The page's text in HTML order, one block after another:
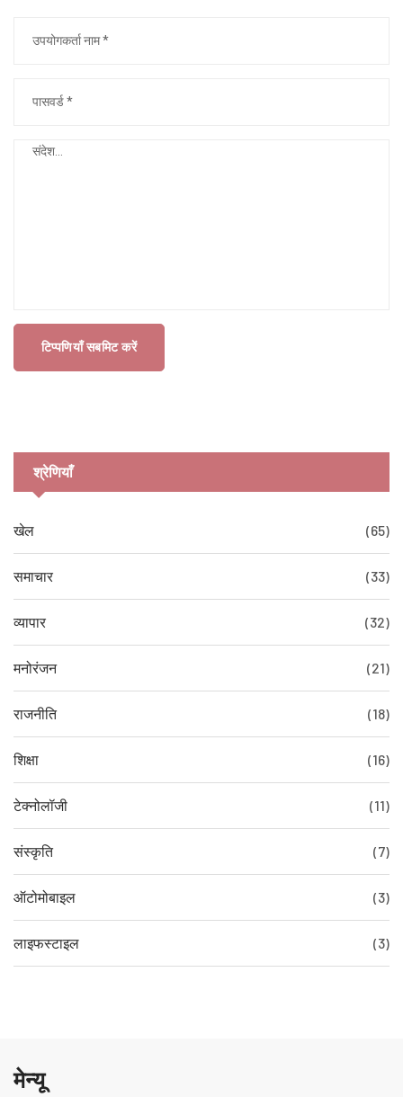
टिप्पणियाँ सबमिट करें
श्रेणियाँ
खेल (65)
समाचार (33)
व्यापार (32)
मनोरंजन (21)
राजनीति (18)
शिक्षा (16)
टेक्नोलॉजी (11)
संस्कृति (7)
ऑटोमोबाइल (3)
लाइफस्टाइल (3)
मेन्यू